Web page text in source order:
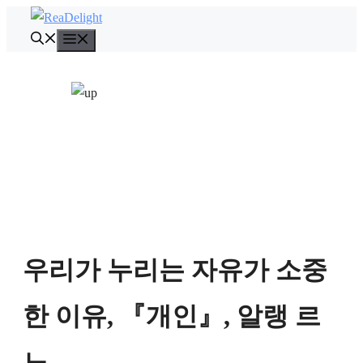
뉴
우리가 누리는 자유가 소중
한 이유, 『개인』, 알랭 르